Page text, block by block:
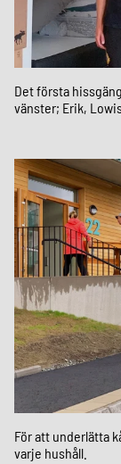
Det första
vänster; Erik,
För att underlätta
varje hushåll.